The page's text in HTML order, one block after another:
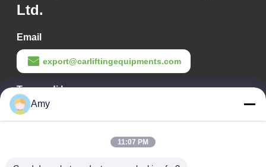
Ltd.
Email
export@carliftingequipments.com
Tempo di lavoro
09:00-18:00
Amy
11:07 PM